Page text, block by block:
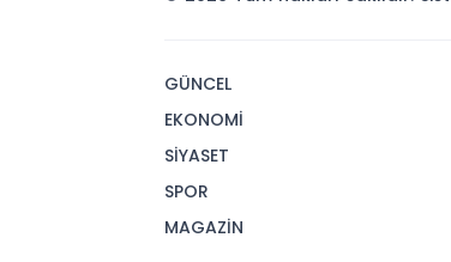
GÜNCEL
EKONOMİ
SİYASET
SPOR
MAGAZİN